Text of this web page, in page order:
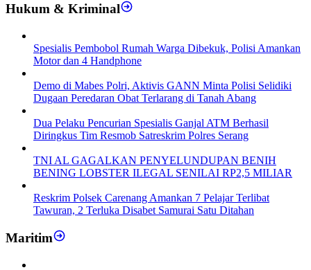
Hukum & Kriminal
Spesialis Pembobol Rumah Warga Dibekuk, Polisi Amankan
Motor dan 4 Handphone
Demo di Mabes Polri, Aktivis GANN Minta Polisi Selidiki
Dugaan Peredaran Obat Terlarang di Tanah Abang
Dua Pelaku Pencurian Spesialis Ganjal ATM Berhasil
Diringkus Tim Resmob Satreskrim Polres Serang
TNI AL GAGALKAN PENYELUNDUPAN BENIH
BENING LOBSTER ILEGAL SENILAI RP2,5 MILIAR
Reskrim Polsek Carenang Amankan 7 Pelajar Terlibat
Tawuran, 2 Terluka Disabet Samurai Satu Ditahan
Maritim